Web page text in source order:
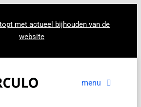
met actueel bijhouden van de
website
menu